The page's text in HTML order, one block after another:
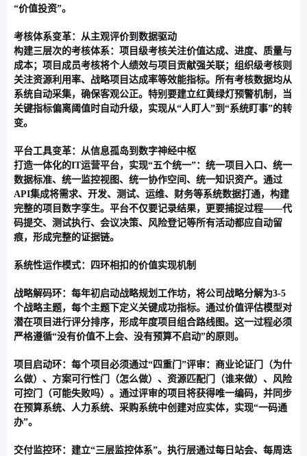
“价值投资”。
考核体系变革：从主观评价到数据驱动
构建三层次的考核体系：项目级考核关注价值达成、进度、质量与
成本；项目成员考核将个人绩效与项目贡献强关联；组织级考核则
关注资源利用率、战略项目达成率等效能指标。所有考核数据均从
系统自动采集，确保客观公正。特别要建立红黄绿灯预警机制 ，当
关键指标偏离阈值时自动升级，实现从“人盯人”到“系统盯事”的转
变。
平台工具变革：从信息孤岛到数字神经中枢
打造一体化的IT运营平台，实现“五个统一”：统一项目入口、统一
数据标准、统一监控视图、统一协作空间、统一知识资产。通过
API集成将需求、开发、测试、运维、财务等系统数据打通，构建
完整的项目数字孪生。平台不仅要记录结果，更要捕捉过程——代
码提交、测试执行、会议决策、风险登记等所有活动都应自动留
痕，形成完整的证据链。
系统性运作模式：四环相扣的价值实现机制
战略解码环：每年初启动战略规划工作坊，将公司战略分解为3-5
个战略主题，每个主题下定义关键成功指标。通过价值评估模型对
潜在项目进行评分排序，形成年度项目组合路线图。这一过程必须
严格遵循“没有价值不上会、没有预算不启动”的原则。
项目启动环：每个项目必须通过“四重门”评审：商业论证门（为什
么做）、方案可行性门（怎么做）、资源匹配门（谁来做）、风险
可控门（可能失败吗）。通过评审的项目将获得唯一编码，并同步
在预算系统、人力系统、采购系统中创建对应实体，实现“一码通
办”。
交付监控环：建立“三层监控体系”。执行层通过每日站会、每周迭